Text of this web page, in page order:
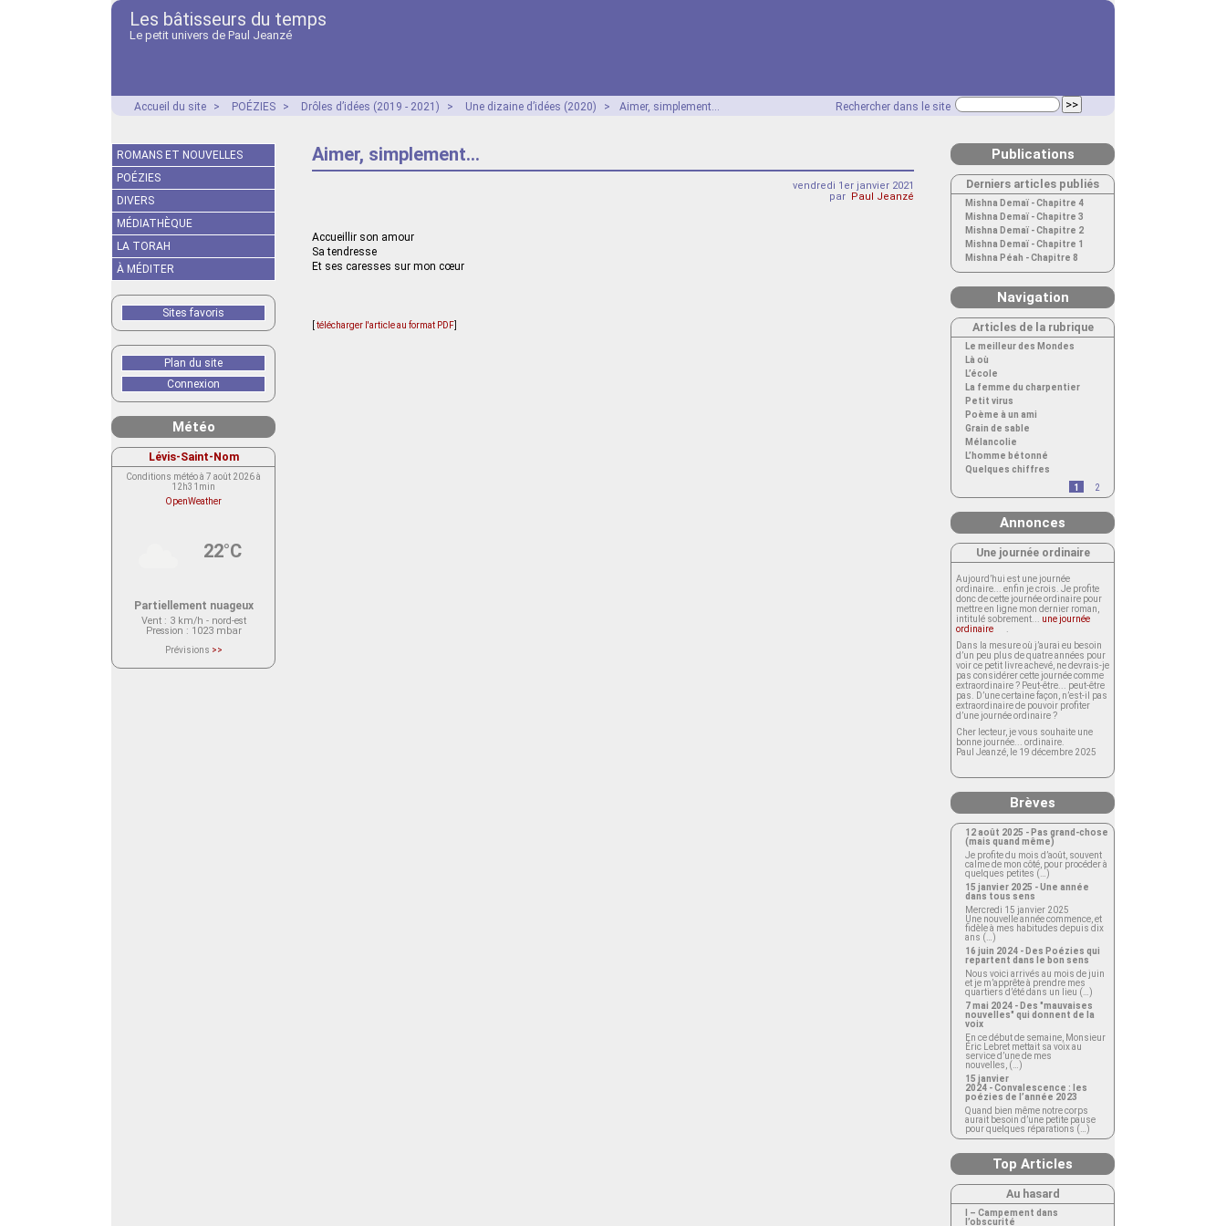
Les bâtisseurs du temps
Le petit univers de Paul Jeanzé
Rechercher dans le site
Accueil du site > POÉZIES > Drôles d’idées (2019 - 2021) > Une dizaine d’idées (2020) > Aimer, simplement...
Aimer, simplement...
vendredi 1er janvier 2021
par Paul Jeanzé
Accueillir son amour
Sa tendresse
Et ses caresses sur mon cœur
télécharger l'article au format PDF
ROMANS ET NOUVELLES
POÉZIES
DIVERS
MÉDIATHÈQUE
LA TORAH
À MÉDITER
Sites favoris
Plan du site
Connexion
Météo
Lévis-Saint-Nom
Conditions météo à 7 août 2026 à
12h31min
OpenWeather
22°C
Partiellement nuageux
Vent: 3 km/h - nord-est
Pression : 1023 mbar
Prévisions >>
actuellement aucune prévision
Publications
Derniers articles publiés
Mishna Demaï - Chapitre 4
Mishna Demaï - Chapitre 3
Mishna Demaï - Chapitre 2
Mishna Demaï - Chapitre 1
Mishna Péah - Chapitre 8
Navigation
Articles de la rubrique
Le meilleur des Mondes
Là où
L’école
La femme du charpentier
Petit virus
Poème à un ami
Grain de sable
Mélancolie
L’homme bétonné
Quelques chiffres
1
2
Annonces
Une journée ordinaire
Aujourd’hui est une journée
ordinaire... enfin je crois. Je profite
donc de cette journée ordinaire pour
mettre en ligne mon dernier roman,
intitulé sobrement... une journée
ordinaire
Dans la mesure où j’aurai eu besoin
d’un peu plus de quatre années pour
voir ce petit livre achevé, ne devrais-je
pas considérer cette journée comme
extraordinaire ? Peut-être... peut-être
pas. D’une certaine façon, n’est-il pas
extraordinaire de pouvoir profiter
d’une journée ordinaire ?
Cher lecteur, je vous souhaite une
bonne journée... ordinaire.
Paul Jeanzé, le 19 décembre 2025
Brèves
12 août 2025 - Pas grand-chose
(mais quand même)
Je profite du mois d’août, souvent
calme de mon côté, pour procéder à
quelques petites (…)
15 janvier 2025 - Une année
dans tous sens
Mercredi 15 janvier 2025
Une nouvelle année commence, et
fidèle à mes habitudes depuis dix
ans (…)
16 juin 2024 - Des Poézies qui
repartent dans le bon sens
Nous voici arrivés au mois de juin
et je m’apprête à prendre mes
quartiers d’été dans un lieu (…)
7 mai 2024 - Des "mauvaises
nouvelles" qui donnent de la
voix
En ce début de semaine, Monsieur
Éric Lebret mettait sa voix au
service d’une de mes
nouvelles, (…)
15 janvier
2024 - Convalescence : les
poézies de l’année 2023
Quand bien même notre corps
aurait besoin d’une petite pause
pour quelques réparations (…)
Top Articles
Au hasard
I – Campement dans
l’obscurité